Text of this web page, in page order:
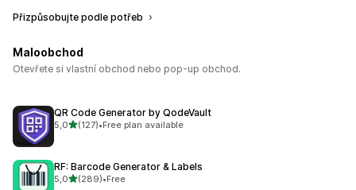
Přizpůsobujte podle potřeb
Maloobchod
Otevřete si vlastní obchod nebo pop-up obchod.
QR Code Generator by QodeVault
5,0z 5 hvězd
(127)
Celkový počet recenzí: 127
•Free plan available
RF: Barcode Generator & Labels
5,0z 5 hvězd
(289)
Celkový počet recenzí: 289
•Free